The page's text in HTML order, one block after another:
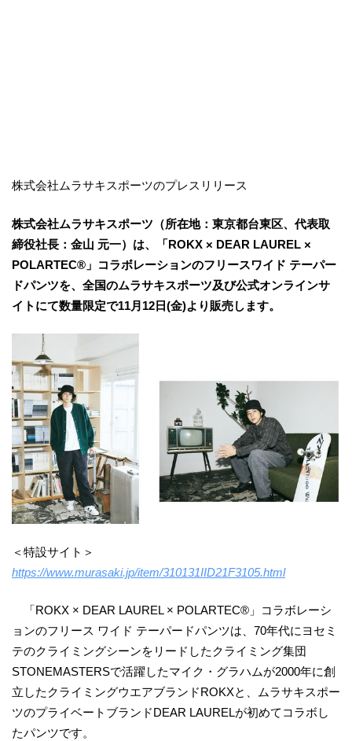
株式会社ムラサキスポーツのプレスリリース
株式会社ムラサキスポーツ（所在地：東京都台東区、代表取
締役社長：金山 元一）は、「ROKX × DEAR LAUREL ×
POLARTEC®」コラボレーションのフリースワイド テーパー
ドパンツを、全国のムラサキスポーツ及び公式オンラインサ
イトにて数量限定で11月12日(金)より販売します。
＜特設サイト＞
https://www.murasaki.jp/item/310131IID21F3105.html
「ROKX × DEAR LAUREL × POLARTEC®」コラボレーシ
ョンのフリース ワイド テーパードパンツは、70年代にヨセミ
テのクライミングシーンをリードしたクライミング集団
STONEMASTERSで活躍したマイク・グラハムが2000年に創
立したクライミングウエアブランドROKXと、ムラサキスポー
ツのプライベートブランドDEAR LAURELが初めてコラボし
たパンツです。